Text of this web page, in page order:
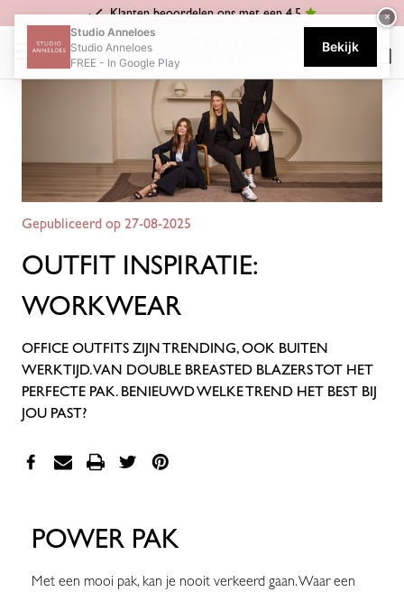
Klanten beoordelen ons met een 4.5
Home Blog Outfit inspiratie: workwear
Gepubliceerd op 27-08-2025
OUTFIT INSPIRATIE:
WORKWEAR
OFFICE OUTFITS ZIJN TRENDING, OOK BUITEN
WERKTIJD. VAN DOUBLE BREASTED BLAZERS TOT HET
PERFECTE PAK. BENIEUWD WELKE TREND HET BEST BIJ
JOU PAST?
POWER PAK
Met een mooi pak, kan je nooit verkeerd gaan. Waar een
×
Studio Anneloes
Studio Anneloes
FREE - In Google Play
Bekijk